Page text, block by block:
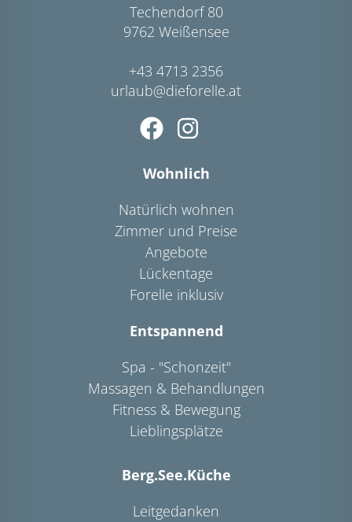
Techendorf 80
9762 Weißensee
+43 4713 2356
urlaub@dieforelle.at
Wohnlich
Natürlich wohnen
Zimmer und Preise
Angebote
Lückentage
Forelle inklusiv
Entspannend
Spa - "Schonzeit"
Massagen & Behandlungen
Fitness & Bewegung
Lieblingsplätze
Berg.See.Küche
Leitgedanken